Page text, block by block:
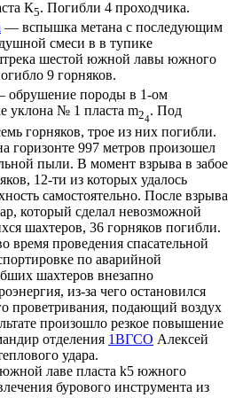
К5. Погибли 4 проходчика.
— вспышка метана с последующим
смеси в в тупике
шестой южной лавы южного
9 горняков.
обрушение породы в 1-ом
уклона № 1 пласта m24
. Под
горняков, трое из них погибли.
горизонте 997 метров произошел
пыли. В момент взрыва в забое
12-ти из которых удалось
самостоятельно. После взрыва
который сделал невозможной
шахтеров, 36 горняков погибли.
время проведения спасательной
по аварийной
шахтеров внезапно
из-за чего остановился
проветривания, подающий воздух
произошло резкое повышение
отделения 1ВГСО Алексей
удара.
лаве пласта k5 южного
бурового инструмента из